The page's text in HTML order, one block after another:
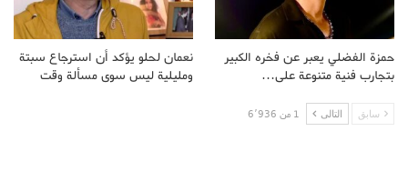
حمزة الفضلي يعبر عن فخره الكبير
بتجارب فنية متنوعة على…
نعمان لحلو يؤكد أن استرجاع سبتة
ومليلية ليس سوى مسألة وقت
سابق التالى 1 من 6٬936